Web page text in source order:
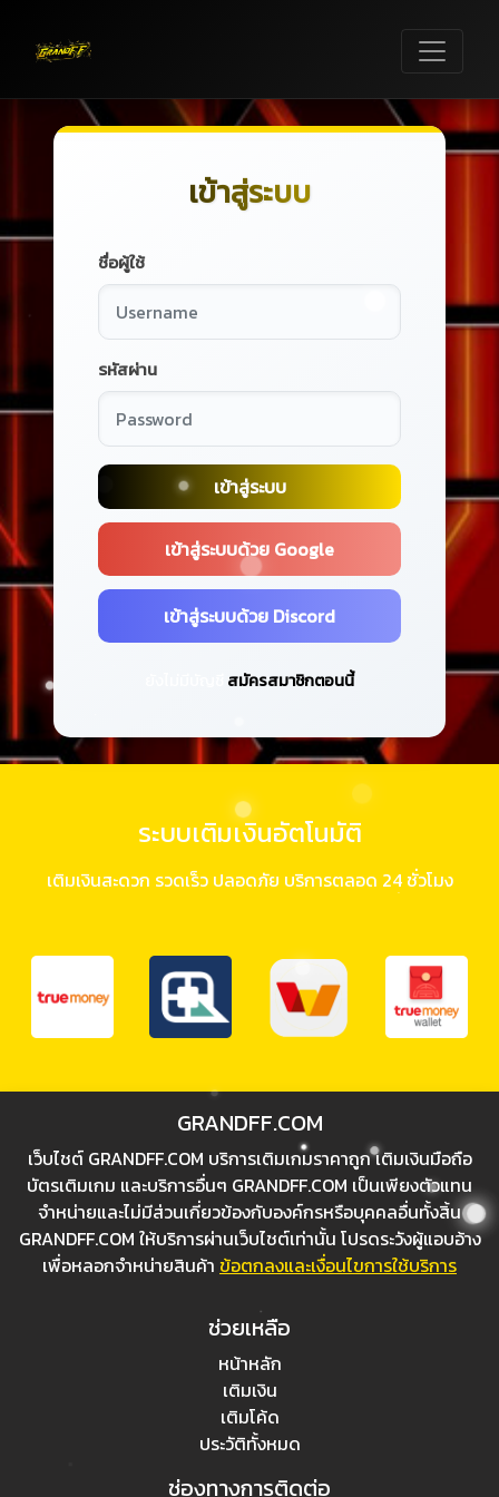
เข้าสู่ระบบ
ชื่อผู้ใช้
รหัสผ่าน
เข้าสู่ระบบ
เข้าสู่ระบบด้วย Google
เข้าสู่ระบบด้วย Discord
สมัครสมาชิกตอนนี้
ระบบเติมเงินอัตโนมัติ
เติมเงินสะดวก รวดเร็ว ปลอดภัย บริการตลอด 24 ชั่วโมง
GRANDFF.COM
เว็บไชต์ GRANDFF.COM บริการเติมเกมราคาถูก เติมเงินมือถือ
บัตรเติมเกม และบริการอื่นๆ GRANDFF.COM เป็นเพียงตัวแทน
จำหน่ายและไม่มีส่วนเกี่ยวข้องกับองค์กรหรือบุคคลอื่นทั้งสิ้น
GRANDFF.COM ให้บริการผ่านเว็บไชต์เท่านั้น โปรดระวังผู้แอบอ้าง
เพื่อหลอกจำหน่ายสินค้า ข้อตกลงและเงื่อนไขการใช้บริการ
ช่วยเหลือ
หน้าหลัก
เติมเงิน
เติมโค้ด
ประวัติทั้งหมด
ช่องทางการติดต่อ